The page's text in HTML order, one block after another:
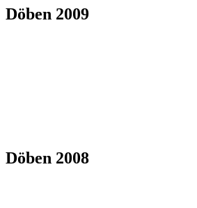
Döben 2009
Döben 2008